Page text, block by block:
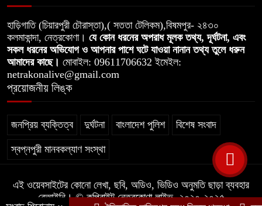
১০
হাড়িগাতি (চিয়ারপুরী চৌরাস্তা),( সততা টেলিকম),বিষমপুর- ২৪৩০
কলমাকান্দা, নেত্রকোণা। যে কোন ধরনের অপরাধ মূলক তথ্য, দূর্ঘটনা, এবং
সকল ধরনের অভিযোগ ও আপনার পাশে ঘটে যাওয়া নানান তথ্য তুলে ধরুন
আমাদের কাছে। মোবাইল: 09611706632 ইমেইল:
netrakonalive@gmail.com
প্রয়োজনীয় লিঙ্ক
জনপ্রিয় ব্যক্তিত্ব দুর্ঘটনা বাংলাদেশ পুলিশ বিশেষ সংবাদ
স্বপ্নপুরী মানবকল্যাণ সংস্থা
এই ওয়েবসাইটের কোনো লেখা, ছবি, অডিও, ভিডিও অনুমতি ছাড়া ব্যবহার
বেআইনি। © কপিরাইট নেত্রকোণা লাইভ, ২০২০-২০২৫